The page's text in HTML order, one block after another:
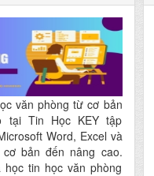
văn phòng từ cơ bản
tại Tin Học KEY tập
Word, Excel và
cơ bản đến nâng cao.
học tin học văn phòng